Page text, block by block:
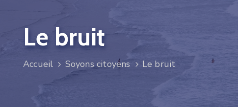
Le bruit
Accueil Soyons citoyens Le bruit